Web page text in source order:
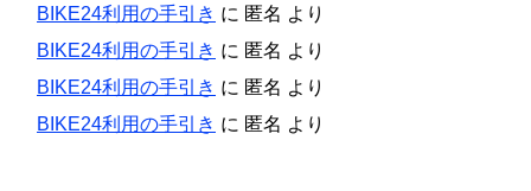
BIKE24利用の手引き に 匿名 より
BIKE24利用の手引き に 匿名 より
BIKE24利用の手引き に 匿名 より
BIKE24利用の手引き に 匿名 より